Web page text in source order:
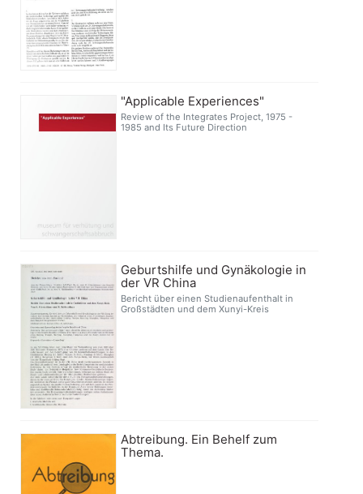
"Applicable Experiences"
Review of the Integrates Project, 1975 -
1985 and Its Future Direction
Geburtshilfe und Gynäkologie in
der VR China
Bericht über einen Studienaufenthalt in
Großstädten und dem Xunyi-Kreis
Abtreibung. Ein Behelf zum
Thema.